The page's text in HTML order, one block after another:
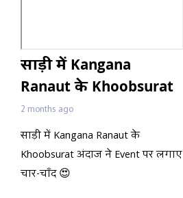
साड़ी में Kangana
Ranaut के Khoobsurat
अंदाज ने Event पर लगाए
चार-चाँद 😍
2 months ago
साड़ी में Kangana Ranaut के
Khoobsurat अंदाज ने Event पर लगाए
चार-चाँद 😍